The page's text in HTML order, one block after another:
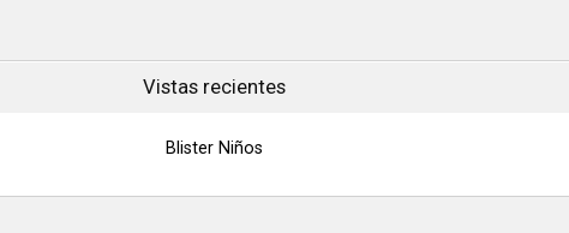
Vistas recientes
Blister Niños